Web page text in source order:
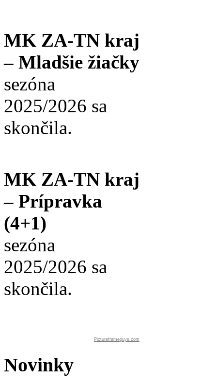
MK ZA-TN kraj
– Mladšie žiačky
sezóna
2025/2026 sa
skončila.
MK ZA-TN kraj
– Prípravka
(4+1)
sezóna
2025/2026 sa
skončila.
Pictureframeguys.com
Novinky